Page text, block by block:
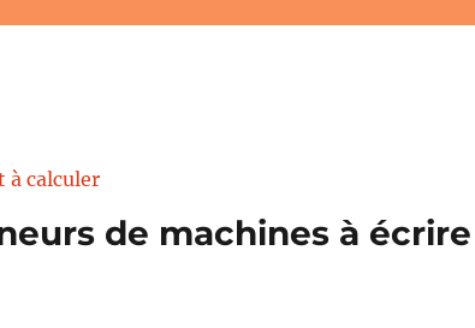
de machines à